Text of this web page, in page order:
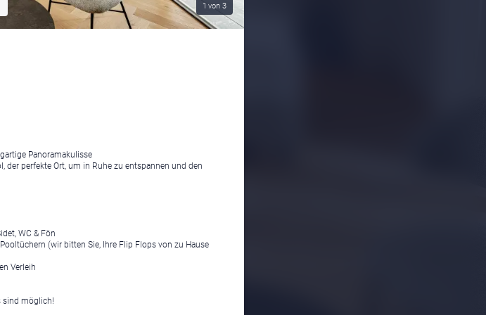
1 von 3
Panoramakulisse
der perfekte Ort, um in Ruhe zu entspannen und den
WC & Fön
(wir bitten Sie, Ihre Flip Flops von zu Hause
Verleih
sind möglich!